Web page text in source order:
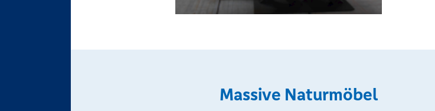
Massive Naturmöbel